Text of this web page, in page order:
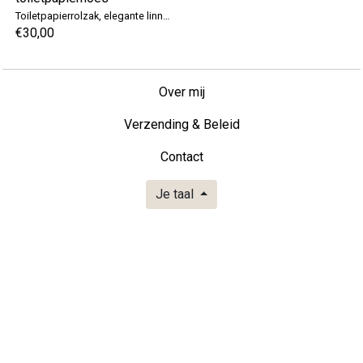
€30,00
Over mij
Verzending & Beleid
Contact
Je taal